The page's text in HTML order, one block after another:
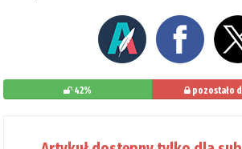
42% pozostało